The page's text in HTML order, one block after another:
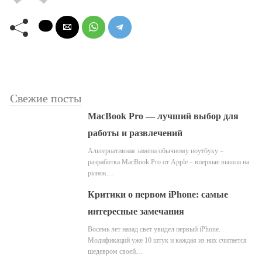
Свежие посты
MacBook Pro — лучший выбор для
работы и развлечений
Альтернативная замена обычному ноутбуку –
разработка MacBook Pro от Apple – впервые вышла на
рынок…
Критики о первом iPhone: самые
интересные замечания
Восемь лет назад свет увидел первый iPhone.
Модификаций уже 10 штук и каждая из них считается
шедевром своей…